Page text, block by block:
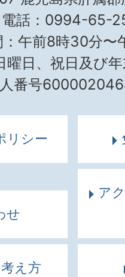
電話：0994-65-
：午前8時30分〜
曜日、祝日及び
人番号
リシー
せ
ア
え方